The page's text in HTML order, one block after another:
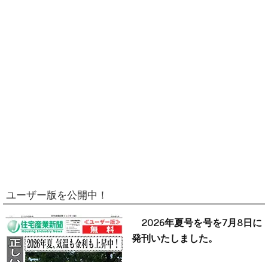
ユーザー版を公開中！
2026年夏号を号を7月8日に
発刊いたしました。